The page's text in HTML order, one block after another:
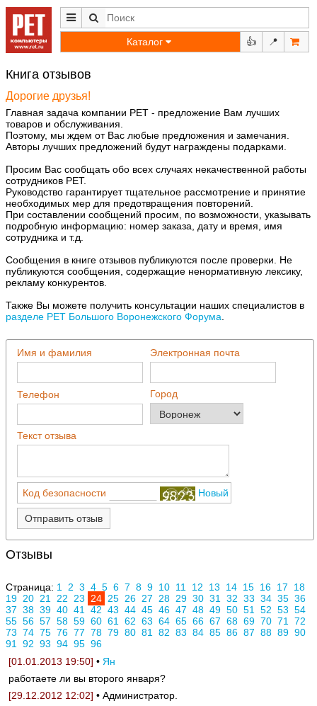
Каталог 👍 📍
Книга отзывов
Дорогие друзья!
Главная задача компании РЕТ - предложение Вам лучших
товаров и обслуживания.
Поэтому, мы ждем от Вас любые предложения и замечания.
Авторы лучших предложений будут награждены подарками.
Просим Вас сообщать обо всех случаях некачественной работы
сотрудников РЕТ.
Руководство гарантирует тщательное рассмотрение и принятие
необходимых мер для предотвращения повторений.
При составлении сообщений просим, по возможности, указывать
подробную информацию: номер заказа, дату и время, имя
сотрудника и т.д.
Сообщения в книге отзывов публикуются после проверки. Не
публикуются сообщения, содержащие ненормативную лексику,
рекламу конкурентов.
Также Вы можете получить консультации наших специалистов в
разделе РЕТ Большого Воронежского Форума
Имя и фамилия Электронная почта
Телефон Город
Текст отзыва
Код безопасности Новый
Отправить отзыв
Отзывы
Страница: 1 2 3 4 5 6 7 8 9 10 11 12 13 14 15 16 17
18
19 20 21 22 23 24 25 26 27 28 29 30 31 32 33 34 35 36
37 38 39 40 41 42 43 44 45 46 47 48 49 50 51 52 53 54
55 56 57 58 59 60 61 62 63 64 65 66 67 68 69 70 71
72
73 74 75 76 77 78 79 80 81 82 83 84 85 86 87 88 89 90
91
92 93 94 95 96
[01.01.2013 19:50] • Ян
работаете ли вы второго января?
[29.12.2012 12:02] • Администратор.